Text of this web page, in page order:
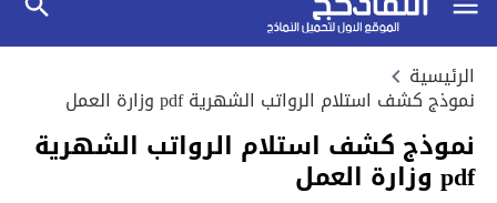
الرئيسية
نموذج كشف استلام الرواتب الشهرية pdf وزارة العمل
نموذج كشف استلام الرواتب الشهرية
pdf وزارة العمل